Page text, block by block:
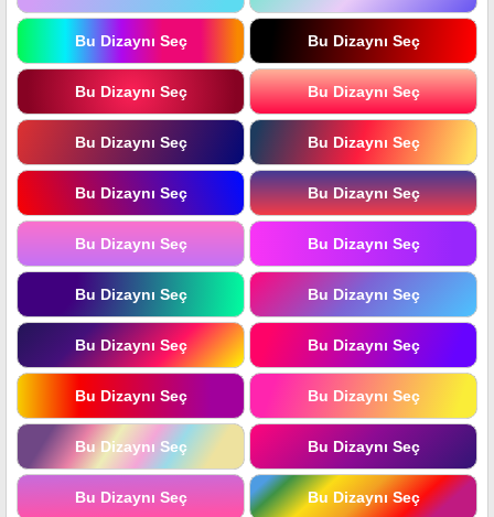
Bu Dizaynı Seç Bu Dizaynı Seç
Bu Dizaynı Seç Bu Dizaynı Seç
Bu Dizaynı Seç Bu Dizaynı Seç
Bu Dizaynı Seç Bu Dizaynı Seç
Bu Dizaynı Seç Bu Dizaynı Seç
Bu Dizaynı Seç Bu Dizaynı Seç
Bu Dizaynı Seç Bu Dizaynı Seç
Bu Dizaynı Seç Bu Dizaynı Seç
Bu Dizaynı Seç Bu Dizaynı Seç
Bu Dizaynı Seç Bu Dizaynı Seç